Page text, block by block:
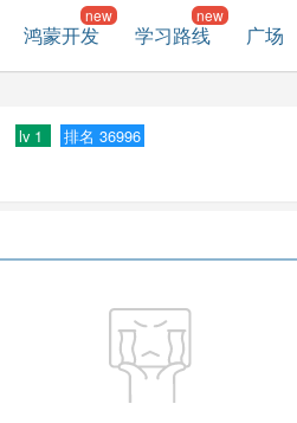
鸿蒙开发 学习路线 广场
lv 1 排名 36996